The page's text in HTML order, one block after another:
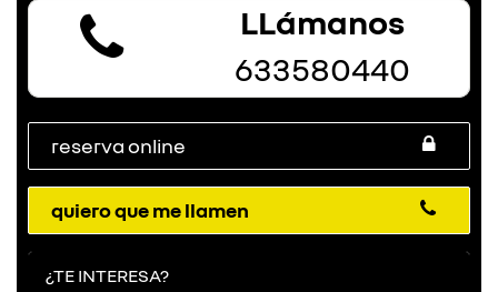
LLámanos
633580440
reserva online
quiero que me llamen
¿TE INTERESA?